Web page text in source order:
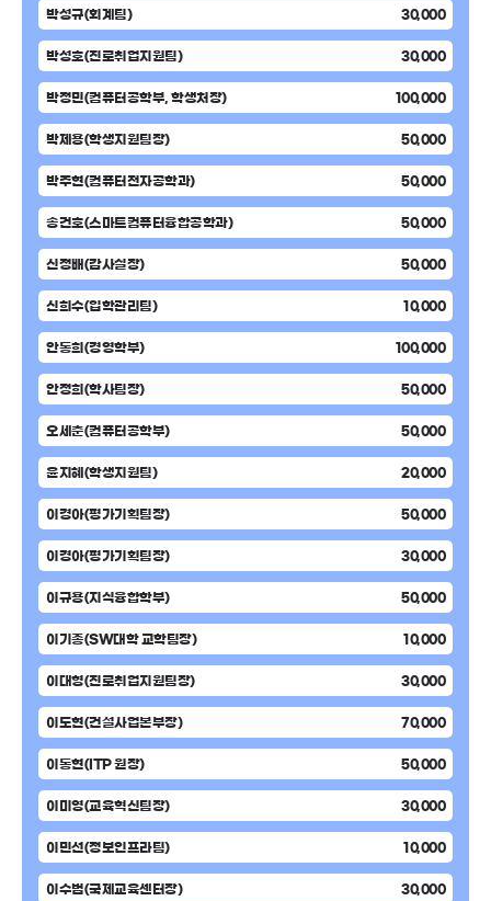
박성규(회계팀) 30,000
박성호(진로취업지원팀) 30,000
박정민(컴퓨터공학부, 학생처장) 100,000
박제용(학생지원팀장) 50,000
박주현(컴퓨터전자공학과) 50,000
송건호(스마트컴퓨터융합공학과) 50,000
신정배(감사실장) 50,000
신희수(입학관리팀) 10,000
안동희(경영학부) 100,000
안정희(학사팀장) 50,000
오세춘(컴퓨터공학부) 50,000
윤지혜(학생지원팀) 20,000
이경아(평가기획팀장) 50,000
이경아(평가기획팀장) 30,000
이규용(지식융합학부) 50,000
이기종(SW대학 교학팀장) 10,000
이대형(진로취업지원팀장) 30,000
이도현(건설사업본부장) 70,000
이동현(ITP 원장) 50,000
이미영(교육혁신팀장) 30,000
이민선(정보인프라팀) 10,000
이수범(국제교육센터장) 30,000